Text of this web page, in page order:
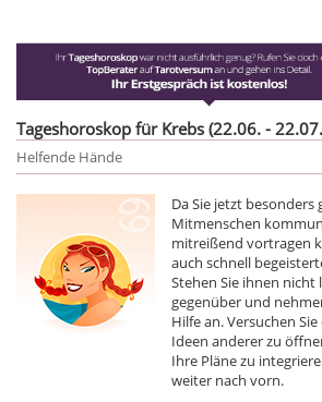
Tageshoroskop für Krebs (22.06. -
Helfende Hände
Da Sie jetzt
Mitmenschen
mitreißend vortragen
auch schnell
Stehen Sie ihnen nicht
gegenüber und
Hilfe an. Versuchen
Ideen anderer zu
Ihre Pläne zu
weiter nach vorn.